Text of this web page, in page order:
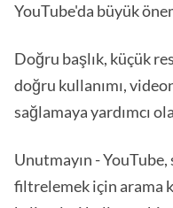
YouTube'da büyük
Doğru başlık, küçük
doğru kullanımı,
sağlamaya yardımcı
Unutmayın - YouTube,
filtrelemek için arama